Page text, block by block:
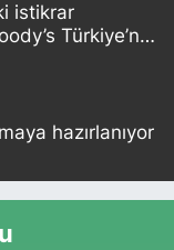
istikrar
Türkiye’nin
hazırlanıyor